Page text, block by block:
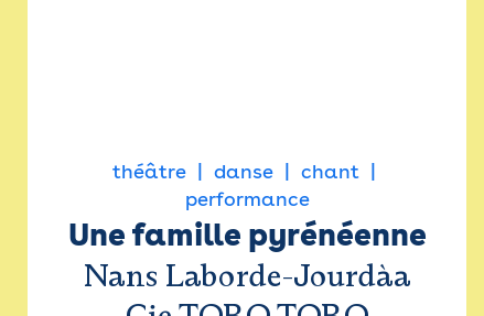
théâtre danse
chant
performance
Une famille pyrénéenne
Nans Laborde-Jourdàa